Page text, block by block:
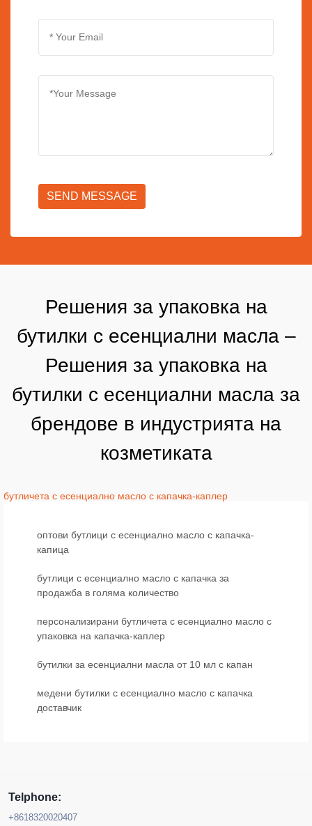
SEND MESSAGE
Решения за упаковка на
бутилки с есенциални масла –
Решения за упаковка на
бутилки с есенциални масла за
брендове в индустрията на
козметиката
бутличета с есенциално масло с капачка-каплер
оптови бутлици с есенциално масло с капачка-
капица
бутлици с есенциално масло с капачка за
продажба в голяма количество
персонализирани бутличета с есенциално масло с
упаковка на капачка-каплер
бутилки за есенциални масла от 10 мл с капан
медени бутилки с есенциално масло с капачка
доставчик
Telphone:
+8618320020407